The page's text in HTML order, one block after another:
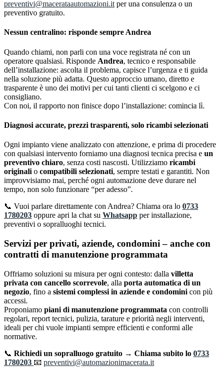
preventivi@macerataautomazioni.it per una consulenza o un
preventivo gratuito.
Nessun centralino: risponde sempre Andrea
Quando chiami, non parli con una voce registrata né con un
operatore qualsiasi. Risponde Andrea, tecnico e responsabile
dell’installazione: ascolta il problema, capisce l’urgenza e ti guida
nella soluzione più adatta. Questo approccio umano, diretto e
trasparente è uno dei motivi per cui tanti clienti ci scelgono e ci
consigliano.
Con noi, il rapporto non finisce dopo l’installazione: comincia lì.
Diagnosi accurate, prezzi trasparenti, solo ricambi selezionati
Ogni impianto viene analizzato con attenzione, e prima di procedere
con qualsiasi intervento forniamo una diagnosi tecnica precisa e un
preventivo chiaro, senza costi nascosti. Utilizziamo ricambi
originali o compatibili selezionati, sempre testati e garantiti. Non
improvvisiamo mai, perché ogni automazione deve durare nel
tempo, non solo funzionare “per adesso”.
📞 Vuoi parlare direttamente con Andrea? Chiama ora lo 0733
1780203 oppure apri la chat su Whatsapp per installazione,
preventivi o sopralluoghi tecnici.
Servizi per privati, aziende, condomini – anche con
contratti di manutenzione programmata
Offriamo soluzioni su misura per ogni contesto: dalla villetta
privata con cancello scorrevole, alla porta automatica di un
negozio, fino a sistemi complessi in aziende e condomini con più
accessi.
Proponiamo piani di manutenzione programmata con controlli
regolari, report tecnici, pulizia, tarature e priorità negli interventi,
ideali per chi vuole impianti sempre efficienti e conformi alle
normative.
📞 Richiedi un sopralluogo gratuito → Chiama subito lo 0733
1780203 📧 preventivi@automazionimacerata.it